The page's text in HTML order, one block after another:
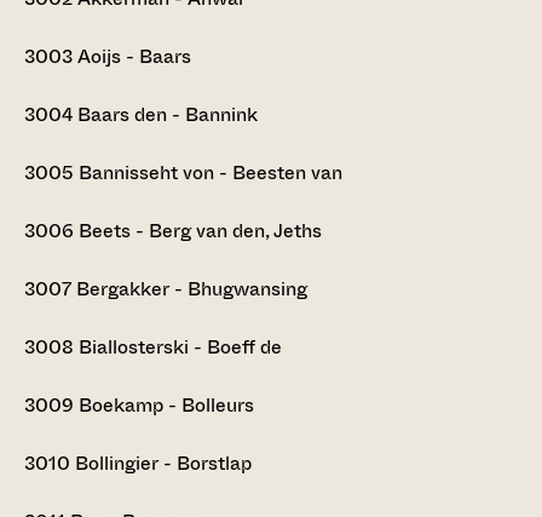
3003Aoijs - Baars
3004 Baars den - Bannink
3005 Bannisseht von - Beesten van
3006 Beets - Berg van den, Jeths
3007 Bergakker - Bhugwansing
3008 Biallosterski - Boeff de
3009 Boekamp - Bolleurs
3010 Bollingier - Borstlap